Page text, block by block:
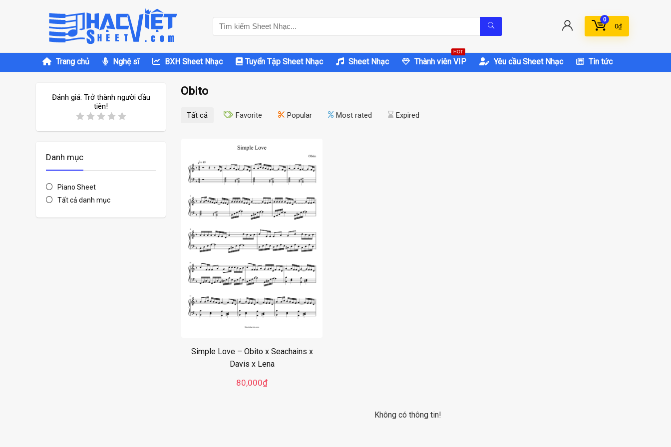
0
0₫
Trang chủ Nghệ sĩ BXH Sheet Nhạc Tuyển Tập Sheet Nhạc Sheet Nhạc Thành viên VIP
HOT
Yêu cầu Sheet Nhạc Tin tức
Obito
Đánh giá: Trở thành người đầu
tiên!
Danh mục
Piano Sheet
Tất cả danh mục
Tất cả Favorite Popular Most rated Expired
Simple Love – Obito x Seachains x
Davis x Lena
80,000₫
Không có thông tin!